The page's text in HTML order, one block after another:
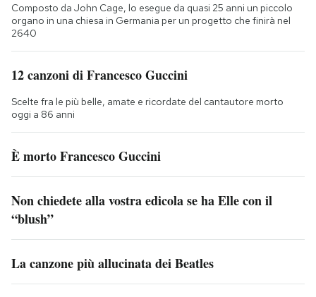
Composto da John Cage, lo esegue da quasi 25 anni un piccolo
organo in una chiesa in Germania per un progetto che finirà nel
2640
12 canzoni di Francesco Guccini
Scelte fra le più belle, amate e ricordate del cantautore morto
oggi a 86 anni
È morto Francesco Guccini
Non chiedete alla vostra edicola se ha Elle con il
“blush”
La canzone più allucinata dei Beatles